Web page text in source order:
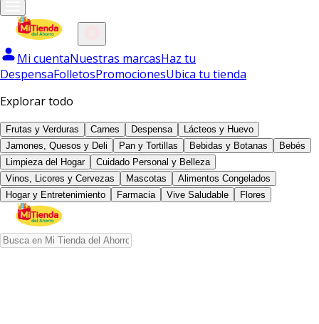
Mi cuentaNuestras marcasHaz tu
DespensaFolletosPromocionesUbica tu tienda
Explorar todo
Frutas y Verduras Carnes Despensa
Lácteos y Huevo
Jamones, Quesos y Deli
Pan y Tortillas Bebidas y Botanas
Bebés
Limpieza del Hogar
Cuidado Personal y Belleza
Vinos, Licores y Cervezas
Mascotas
Alimentos Congelados
Hogar y Entretenimiento
Farmacia Vive Saludable Flores